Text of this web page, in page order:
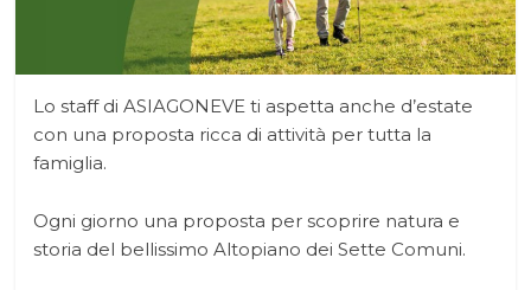
Lo staff di ASIAGONEVE ti aspetta anche d’estate
con una proposta ricca di attività per tutta la
famiglia.
Ogni giorno una proposta per scoprire natura e
storia del bellissimo Altopiano dei Sette Comuni.